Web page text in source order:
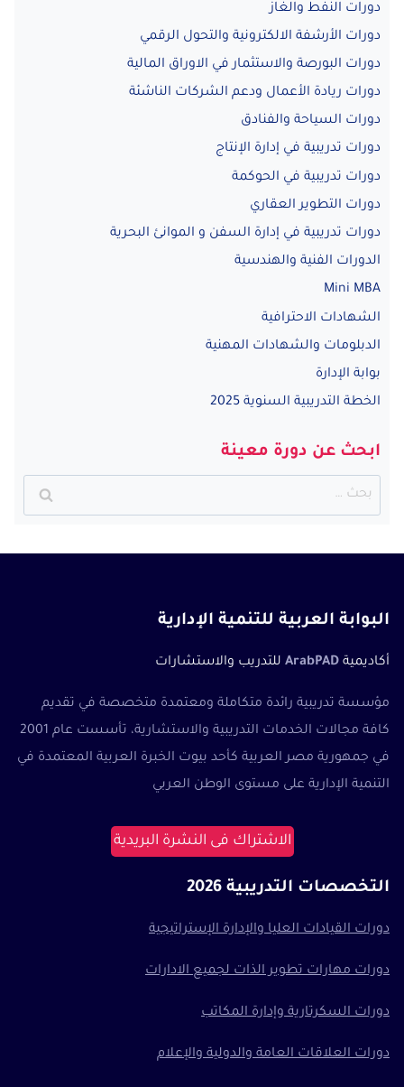
دورات النفط والغاز
دورات الأرشفة الالكترونية والتحول الرقمي
دورات البورصة والاستثمار في الاوراق المالية
دورات ريادة الأعمال ودعم الشركات الناشئة
دورات السياحة والفنادق
دورات تدريبية في إدارة الإنتاج
دورات تدريبية في الحوكمة
دورات التطوير العقاري
دورات تدريبية في إدارة السفن و الموانئ البحرية
الدورات الفنية والهندسية
Mini MBA
الشهادات الاحترافية
الدبلومات والشهادات المهنية
بوابة الإدارة
الخطة التدريبية السنوية 2025
ابحث عن دورة معينة
البحث
عن:
البوابة العربية للتنمية الإدارية
أكاديمية ArabPAD للتدريب والاستشارات
مؤسسة تدريبية رائدة متكاملة ومعتمدة متخصصة في تقديم
كافة مجالات الخدمات التدريبية والاستشارية، تأسست عام 2001
في جمهورية مصر العربية كأحد بيوت الخبرة العربية المعتمدة في
التنمية الإدارية على مستوى الوطن العربي
الاشتراك فى النشرة البريدية
التخصصات التدريبية 2026
دورات القيادات العليا والإدارة الإستراتيجية
دورات مهارات تطوير الذات لجميع الادارات
دورات السكرتارية وإدارة المكاتب
دورات العلاقات العامة والدولية والإعلام